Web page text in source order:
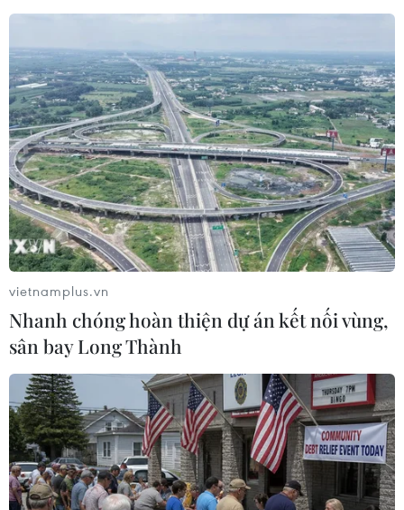
Giành 3 điểm sau 4 trận: Giải mã khủng
hoảng Borussia Dortmund
31/10/2016 11:30
Borussia Dortmund đã trải qua 38 ngày, hay nói chính
xác hơn sau bốn trận liên tiếp không thắng ở
Bundesliga, và chỉ giành được vẻn vẹn 3 điểm. BVB
đang gặp khủng khoảng?
vietnamplus.vn
Nhanh chóng hoàn thiện dự án kết nối vùng,
sân bay Long Thành